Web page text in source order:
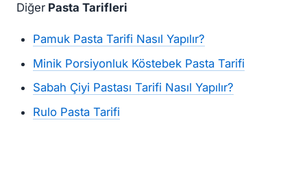
Diğer Pasta Tarifleri
Pamuk Pasta Tarifi Nasıl Yapılır?
Minik Porsiyonluk Köstebek Pasta Tarifi
Sabah Çiyi Pastası Tarifi Nasıl Yapılır?
Rulo Pasta Tarifi